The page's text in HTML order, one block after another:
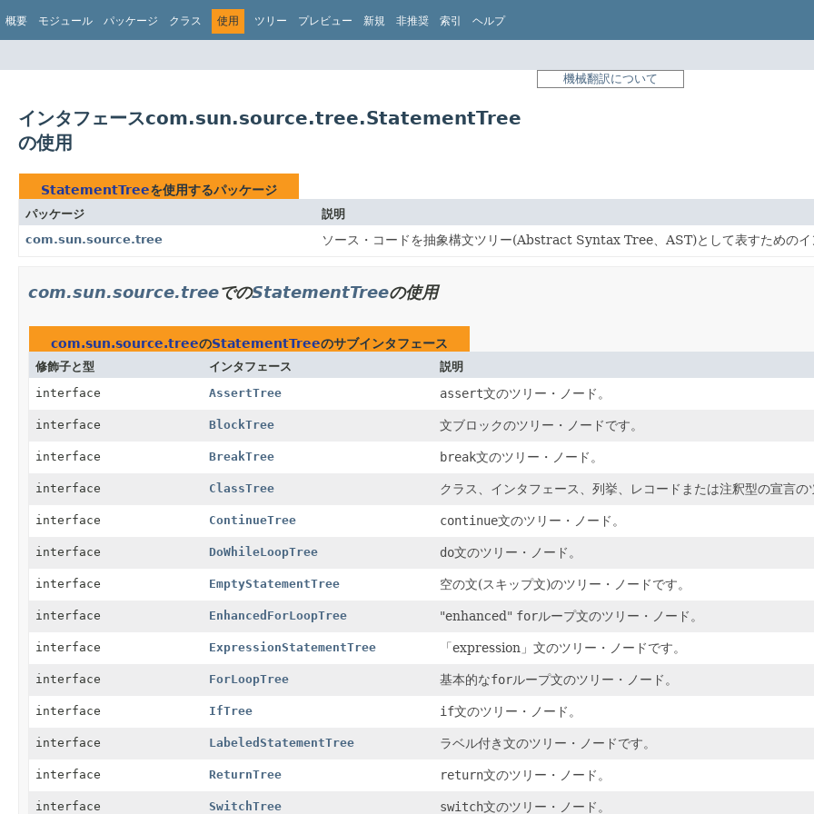
概要 モジュール パッケージ クラス 使用 ツリー プレビュー 新規 非推奨 索引 ヘルプ
機械翻訳について
インタフェースcom.sun.source.tree.StatementTree
の使用
StatementTreeを使用するパッケージ
パッケージ
説明
com.sun.source.tree
ソース・コードを抽象構文ツリー(Abstract Syntax Tree、AST)として表すためのイ
com.sun.source.treeでのStatementTreeの使用
com.sun.source.treeのStatementTreeのサブインタフェース
修飾子と型 インタフェース
説明
interface
AssertTree assert文のツリー・ノード。
interface BlockTree 文ブロックのツリー・ノードです。
interface BreakTree break文のツリー・ノード。
interface ClassTree クラス、インタフェース、列挙、レコードまたは注釈型の宣言の
interface ContinueTree continue文のツリー・ノード。
interface DoWhileLoopTree do文のツリー・ノード。
interface EmptyStatementTree 空の文(スキップ文)のツリー・ノードです。
interface EnhancedForLoopTree "enhanced" forループ文のツリー・ノード。
interface ExpressionStatementTree 「expression」文のツリー・ノードです。
interface ForLoopTree 基本的なforループ文のツリー・ノード。
interface IfTree if文のツリー・ノード。
interface LabeledStatementTree ラベル付き文のツリー・ノードです。
interface ReturnTree return文のツリー・ノード。
interface SwitchTree switch文のツリー・ノード。